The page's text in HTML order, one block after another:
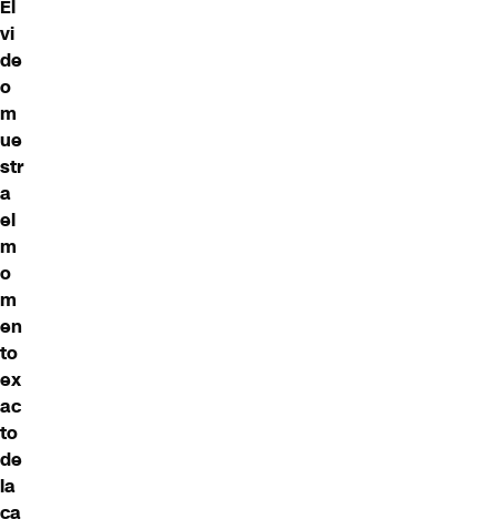
El
vi
de
o
m
ue
str
a
el
m
o
m
en
to
ex
ac
to
de
la
ca